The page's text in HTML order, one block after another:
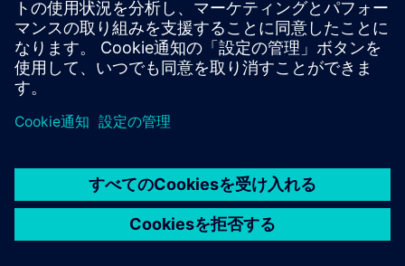
ご意見・ご要望
違法コピーの連絡先
© Siemens2026
タル・ミレニアム著作権法 (DMCA)
内部通報